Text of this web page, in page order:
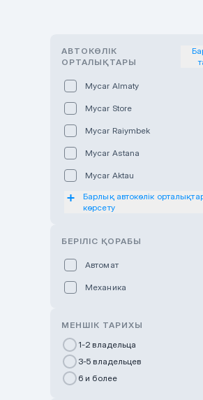
АВТОКӨЛІК
ОРТАЛЫҚТАРЫ
Mycar Almaty
Mycar Store
Mycar Raiymbek
Mycar Astana
Mycar Aktau
Mycar Uralsk
Haval & Tank Pavlodar
Bavaria Almaty
Mycar Shymkent
Changan Auto Nurly Zhol
Барлық автокөлік
көрсету
БЕРІЛІС ҚОРАБЫ
Автомат
Механика
МЕНШІК ТАРИХЫ
1-2 владельца
3-5 владельцев
6 и более